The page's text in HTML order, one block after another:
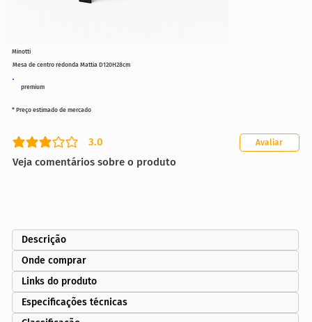
premium
Mesa de centro redonda Mattia D120H28cm
3.0
classificação média é 3 de 5
Veja comentários sobre o produto
Avaliar
* Preço estimado de mercado
Minotti
Descrição
Onde comprar
Links do produto
Especificações técnicas